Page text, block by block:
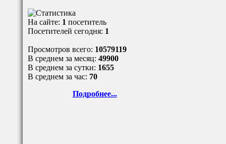
На сайте: 1 посетитель
Посетителей сегодня: 1
Просмотров всего: 10579119
В среднем за месяц: 49900
В среднем за сутки: 1655
В среднем за час: 70
Подробнее...